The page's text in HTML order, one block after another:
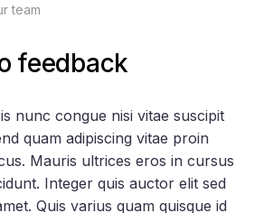
team
feedback
nunc congue nisi vitae suscipit
quam adipiscing vitae proin
Mauris ultrices eros in cursus
Integer quis auctor elit sed
Quis varius quam quisque id